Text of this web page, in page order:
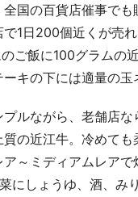
全国の百貨店催事で
で1日200個近くが売
ご飯に100グラムの
キの下には適量の玉
ルながら、老舗店な
質の近江牛。冷めて
～ミディアムレア
にしょうゆ、酒、み